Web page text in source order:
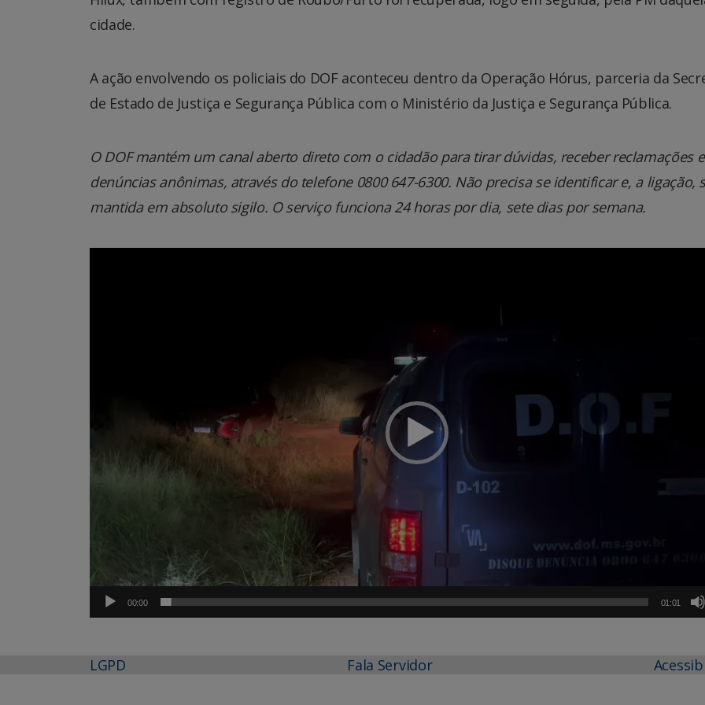
cidade.
A ação envolvendo os policiais do DOF aconteceu dentro da Operação Hórus, parceria da
de Estado de Justiça e Segurança Pública com o Ministério da Justiça e Segurança Pública.
O DOF mantém um canal aberto direto com o cidadão para tirar dúvidas, receber reclamações e
denúncias anônimas, através do telefone 0800 647-6300. Não precisa se identificar e, a ligação,
mantida em absoluto sigilo. O serviço funciona 24 horas por dia, sete dias por semana.
00:00 01:01
LGPD Fala Servidor